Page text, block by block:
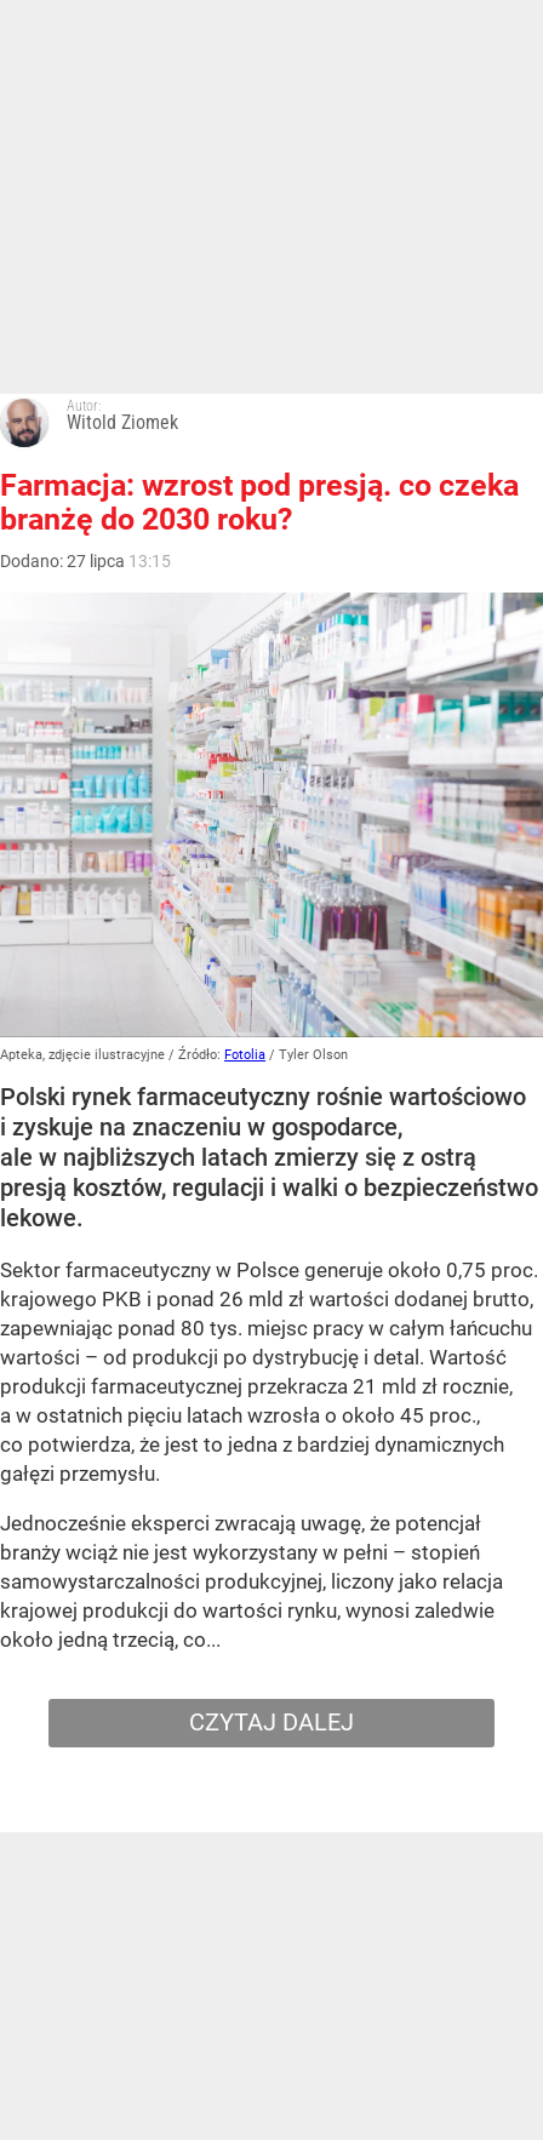
Autor:
Witold Ziomek
Farmacja: wzrost pod presją. co czeka
branżę do 2030 roku?
Dodano:27 lipca 13:15
Apteka, zdjęcie ilustracyjne / Źródło: Fotolia / Tyler Olson
Polski rynek farmaceutyczny rośnie wartościowo
i zyskuje na znaczeniu w gospodarce,
ale w najbliższych latach zmierzy się z ostrą
presją kosztów, regulacji i walki o bezpieczeństwo
lekowe.
Sektor farmaceutyczny w Polsce generuje około 0,75 proc.
krajowego PKB i ponad 26 mld zł wartości dodanej brutto,
zapewniając ponad 80 tys. miejsc pracy w całym łańcuchu
wartości – od produkcji po dystrybucję i detal. Wartość
produkcji farmaceutycznej przekracza 21 mld zł rocznie,
a w ostatnich pięciu latach wzrosła o około 45 proc.,
co potwierdza, że jest to jedna z bardziej dynamicznych
gałęzi przemysłu.
Jednocześnie eksperci zwracają uwagę, że potencjał
branży wciąż nie jest wykorzystany w pełni – stopień
samowystarczalności produkcyjnej, liczony jako relacja
krajowej produkcji do wartości rynku, wynosi zaledwie
około jedną trzecią, co...
CZYTAJ DALEJ